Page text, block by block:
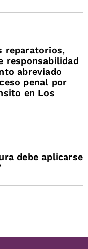
reparatorios,
responsabilidad
abreviado
penal por
en Los
debe aplicarse